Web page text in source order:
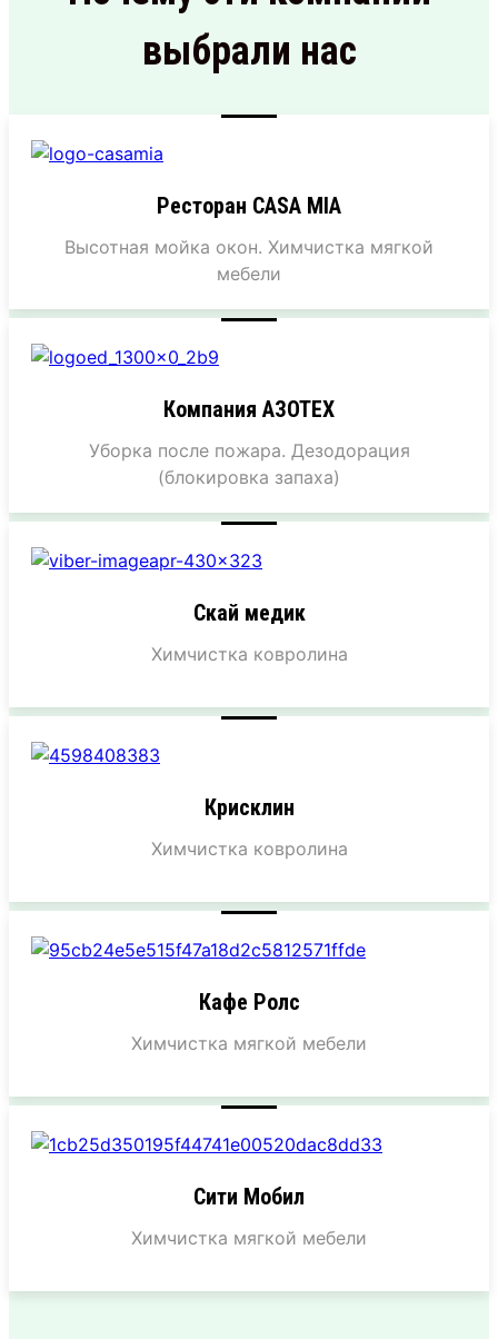
выбрали нас
Ресторан CASA MIA
Высотная мойка окон. Химчистка мягкой
мебели
Компания АЗОТЕХ
Уборка после пожара. Дезодорация
(блокировка запаха)
Скай медик
Химчистка ковролина
Крисклин
Химчистка ковролина
Кафе Ролс
Химчистка мягкой мебели
Сити Мобил
Химчистка мягкой мебели